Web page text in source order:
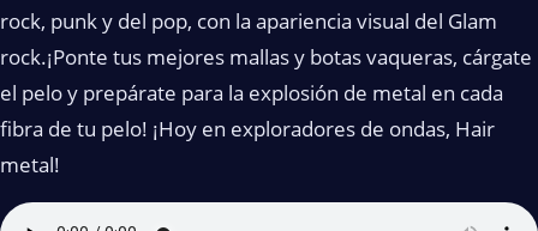
rock, punk y del pop, con la apariencia visual del Glam
rock.¡Ponte tus mejores mallas y botas vaqueras, cárgate
el pelo y prepárate para la explosión de metal en cada
fibra de tu pelo! ¡Hoy en exploradores de ondas, Hair
metal!